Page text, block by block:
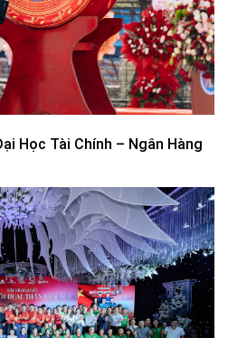
Học Tài Chính – Ngân Hàng